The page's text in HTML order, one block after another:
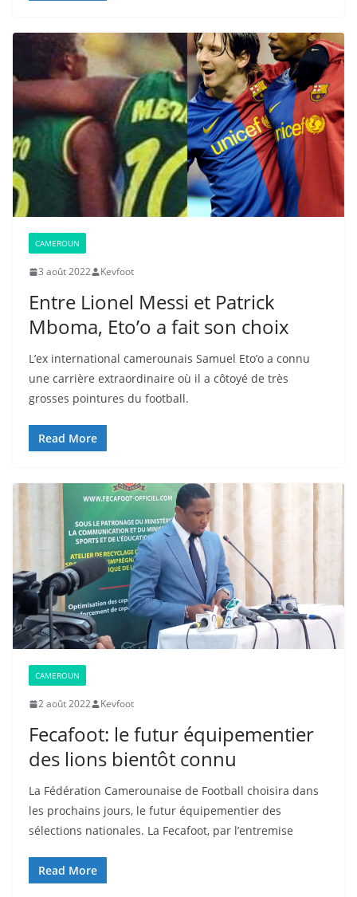
CAMEROUN
3 août 2022 Kevfoot
Entre Lionel Messi et Patrick
Mboma, Eto’o a fait son choix
L’ex international camerounais Samuel Eto’o a connu
une carrière extraordinaire où il a côtoyé de très
grosses pointures du football.
Read More
CAMEROUN
2 août 2022 Kevfoot
Fecafoot: le futur équipementier
des lions bientôt connu
La Fédération Camerounaise de Football choisira dans
les prochains jours, le futur équipementier des
sélections nationales. La Fecafoot, par l’entremise
Read More